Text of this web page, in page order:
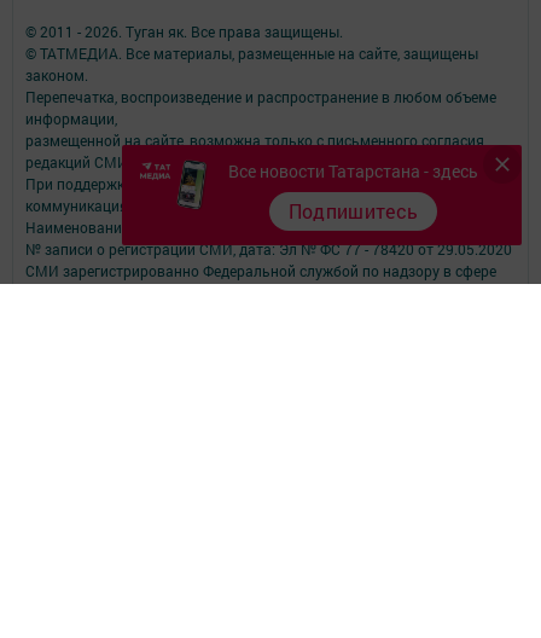
Все новости Татарстана - здесь
Подпишитесь
© 2011 - 2026. Туган як. Все права защищены.
© ТАТМЕДИА. Все материалы, размещенные на сайте, защищены
законом.
Перепечатка, воспроизведение и распространение в любом объеме
информации,
размещенной на сайте, возможна только с письменного согласия
редакций СМИ.
При поддержке Республиканского агентства по печати и массовым
коммуникациям.
Наименование СМИ: Туган як
№ записи о регистрации СМИ, дата: Эл № ФС 77 - 78420 от 29.05.2020
СМИ зарегистрированно Федеральной службой по надзору в сфере